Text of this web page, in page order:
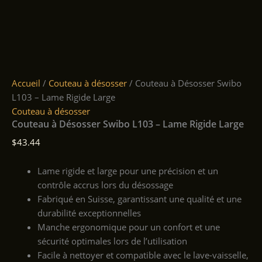
Accueil / Couteau à désosser / Couteau à Désosser Swibo
L103 – Lame Rigide Large
Couteau à désosser
Couteau à Désosser Swibo L103 – Lame Rigide Large
$43.44
Lame rigide et large pour une précision et un
contrôle accrus lors du désossage
Fabriqué en Suisse, garantissant une qualité et une
durabilité exceptionnelles
Manche ergonomique pour un confort et une
sécurité optimales lors de l’utilisation
Facile à nettoyer et compatible avec le lave-vaisselle,